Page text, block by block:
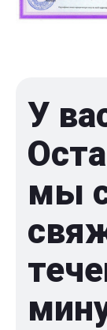
У
мы